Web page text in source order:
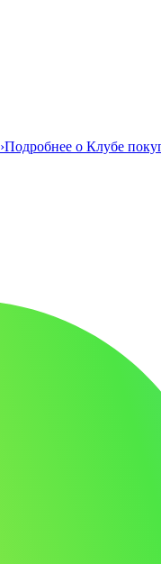
›Подробнее о Клубе